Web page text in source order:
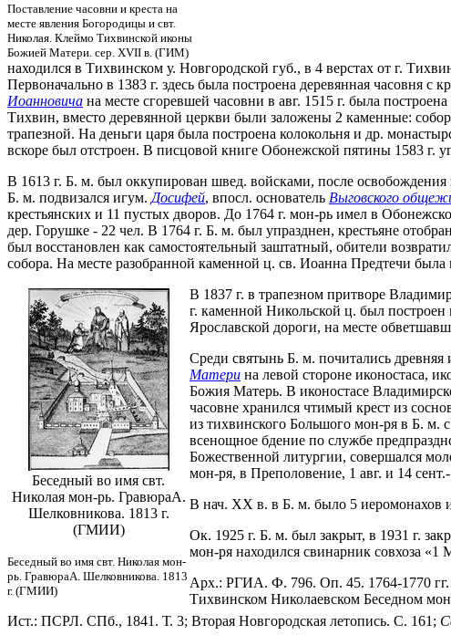
Поставление часовни и креста на
месте явления Богородицы и свт.
Николая. Клеймо Тихвинской иконы
Божией Матери. сер. XVII в. (ГИМ)
находился в Тихвинском у. Новгородской губ., в 4 верстах от г.
Первоначально в 1383 г. здесь была построена деревянная часовня
Иоанновича на месте сгоревшей часовни в авг. 1515 г. была
Тихвин, вместо деревянной церкви были заложены 2 каменные:
трапезной. На деньги царя была построена колокольня и др.
вскоре был отстроен. В писцовой книге Обонежской пятины 1583 г.
В 1613 г. Б. м. был оккупирован швед. войсками, после
Б. м. подвизался игум. Досифей, впосл. основатель Выговского
крестьянских и 11 пустых дворов. До 1764 г. мон-рь имел в
дер. Горушке - 22 чел. В 1764 г. Б. м. был упразднен, крестьяне
был восстановлен как самостоятельный заштатный, обители
собора. На месте разобранной каменной ц. св. Иоанна Предтечи
Беседный во имя свт.
Николая мон-рь. ГравюраА.
Шелковникова. 1813 г.
(ГМИИ)
Беседный во имя свт. Николая мон-
рь. ГравюраА. Шелковникова. 1813
г. (ГМИИ)
В 1837 г. в трапезном притворе
г. каменной Никольской ц. был
Ярославской дороги, на месте
Среди святынь Б. м. почитались древняя
Матери на левой стороне иконостаса,
Божия Матерь. В иконостасе
часовне хранился чтимый крест из
из тихвинского Большого мон-ря в Б. м.
всенощное бдение по службе
Божественной литургии, совершался
мон-ря, в Преполовение, 1 авг. и 14
В нач. XX в. в Б. м. было 5 иеромонахов
Ок. 1925 г. Б. м. был закрыт, в 1931 г.
мон-ря находился свинарник совхоза «1
Арх.: РГИА. Ф. 796. Оп. 45. 1764-1770
Тихвинском Николаевском Беседном
Ист.: ПСРЛ. СПб., 1841. Т. 3; Вторая Новгородская летопись. С. 161;